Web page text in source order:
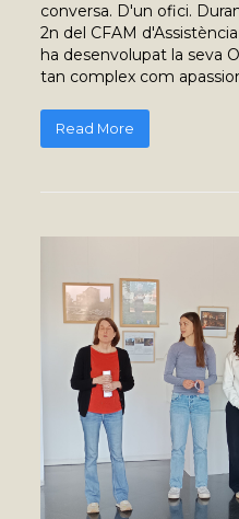
conversa. D'un ofici.
2n del CFAM
ha desenvolupat la seva
tan complex com
Read More